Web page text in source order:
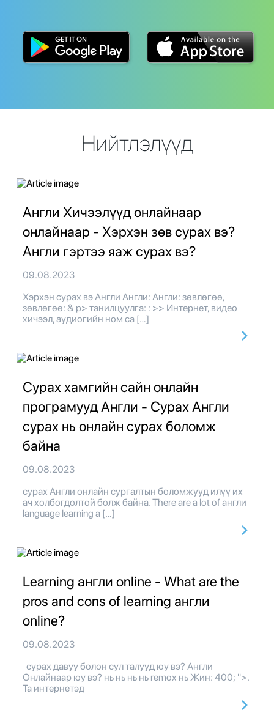
Нийтлэлүүд
Англи Хичээлүүд онлайнаар
онлайнаар - Хэрхэн зөв сурах вэ?
Англи гэртээ яаж сурах вэ?
09.08.2023
Хэрхэн сурах вэ Англи Англи: Англи: зөвлөгөө,
зөвлөгөө: & p> танилцуулга: : >> Интернет, видео
хичээл, аудиогийн ном са […]
Сурах хамгийн сайн онлайн
програмууд Англи - Сурах Англи
сурах нь онлайн сурах боломж
байна
09.08.2023
сурах Англи онлайн сургалтын боломжууд илүү их
ач холбогдолтой болж байна. There are a lot of англи
language learning a […]
Learning англи online - What are the
pros and cons of learning англи
online?
09.08.2023
сурах давуу болон сул талууд юу вэ? Англи
Онлайнаар юу вэ? нь нь нь нь remox нь Жин: 400; ">.
Та интернетэд